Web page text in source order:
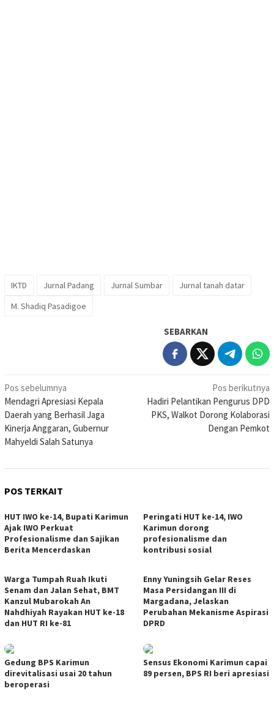
IKTD Jurnal Padang Jurnal Sumbar
Jurnal tanah datar
M. Shadiq Pasadigoe
SEBARKAN
Navigasi
pos
Pos sebelumnya
Mendagri Apresiasi Kepala
Daerah yang Berhasil Jaga
Kinerja Anggaran, Gubernur
Mahyeldi Salah Satunya
Pos berikutnya
Hadiri Pelantikan Pengurus DPD
PKS, Walkot Dorong Kolaborasi
Dengan Pemkot
POS TERKAIT
HUT IWO ke-14, Bupati Karimun
Ajak IWO Perkuat
Profesionalisme dan Sajikan
Berita Mencerdaskan
Peringati HUT ke-14, IWO
Karimun dorong
profesionalisme dan
kontribusi sosial
Warga Tumpah Ruah Ikuti
Senam dan Jalan Sehat, BMT
Kanzul Mubarokah An
Nahdhiyah Rayakan HUT ke-18
dan HUT RI ke-81
Enny Yuningsih Gelar Reses
Masa Persidangan III di
Margadana, Jelaskan
Perubahan Mekanisme Aspirasi
DPRD
Gedung BPS Karimun
direvitalisasi usai 20 tahun
beroperasi
Sensus Ekonomi Karimun capai
89 persen, BPS RI beri apresiasi